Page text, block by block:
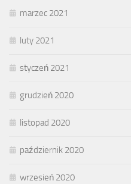
marzec 2021
luty 2021
styczeń 2021
grudzień 2020
listopad 2020
październik 2020
wrzesień 2020